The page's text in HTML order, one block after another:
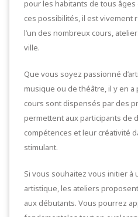
pour les habitants de tous
ces possibilités, il est vivement
l’un des nombreux cours,
ville.
Que vous soyez passionné
musique ou de théâtre, il y en a
cours sont dispensés par des
permettent aux participants de
compétences et leur créativité
stimulant.
Si vous souhaitez vous initier à
artistique, les ateliers
aux débutants. Vous pourrez